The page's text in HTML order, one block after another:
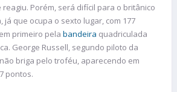
Porém, será difícil para o britânico
já que ocupa o sexto lugar, com 177
primeiro pela bandeira quadriculada
George Russell, segundo piloto da
briga pelo troféu, aparecendo em
pontos.